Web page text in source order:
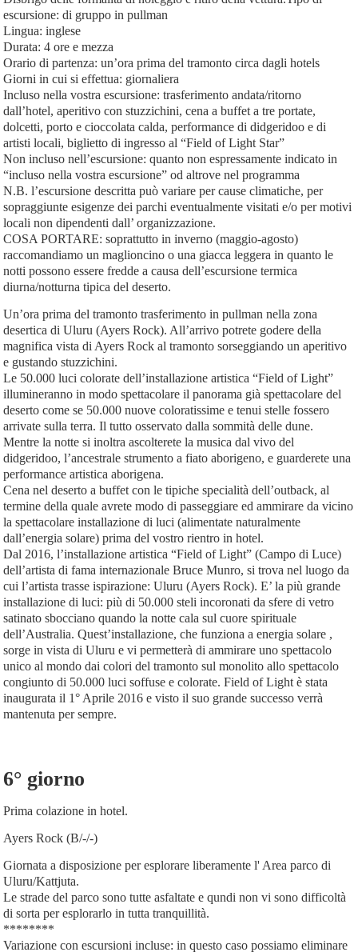
escursione: di gruppo in pullman
Lingua: inglese
Durata: 4 ore e mezza
Orario di partenza: un’ora prima del tramonto circa dagli hotels
Giorni in cui si effettua: giornaliera
Incluso nella vostra escursione: trasferimento andata/ritorno
dall’hotel, aperitivo con stuzzichini, cena a buffet a tre portate,
dolcetti, porto e cioccolata calda, performance di didgeridoo e di
artisti locali, biglietto di ingresso al “Field of Light Star”
Non incluso nell’escursione: quanto non espressamente indicato in
“incluso nella vostra escursione” od altrove nel programma
N.B. l’escursione descritta può variare per cause climatiche, per
sopraggiunte esigenze dei parchi eventualmente visitati e/o per motivi
locali non dipendenti dall’ organizzazione.
COSA PORTARE: soprattutto in inverno (maggio-agosto)
raccomandiamo un maglioncino o una giacca leggera in quanto le
notti possono essere fredde a causa dell’escursione termica
diurna/notturna tipica del deserto.
Un’ora prima del tramonto trasferimento in pullman nella zona
desertica di Uluru (Ayers Rock). All’arrivo potrete godere della
magnifica vista di Ayers Rock al tramonto sorseggiando un aperitivo
e gustando stuzzichini.
Le 50.000 luci colorate dell’installazione artistica “Field of Light”
illumineranno in modo spettacolare il panorama già spettacolare del
deserto come se 50.000 nuove coloratissime e tenui stelle fossero
arrivate sulla terra. Il tutto osservato dalla sommità delle dune.
Mentre la notte si inoltra ascolterete la musica dal vivo del
didgeridoo, l’ancestrale strumento a fiato aborigeno, e guarderete una
performance artistica aborigena.
Cena nel deserto a buffet con le tipiche specialità dell’outback, al
termine della quale avrete modo di passeggiare ed ammirare da vicino
la spettacolare installazione di luci (alimentate naturalmente
dall’energia solare) prima del vostro rientro in hotel.
Dal 2016, l’installazione artistica “Field of Light” (Campo di Luce)
dell’artista di fama internazionale Bruce Munro, si trova nel luogo da
cui l’artista trasse ispirazione: Uluru (Ayers Rock). E’ la più grande
installazione di luci: più di 50.000 steli incoronati da sfere di vetro
satinato sbocciano quando la notte cala sul cuore spirituale
dell’Australia. Quest’installazione, che funziona a energia solare ,
sorge in vista di Uluru e vi permetterà di ammirare uno spettacolo
unico al mondo dai colori del tramonto sul monolito allo spettacolo
congiunto di 50.000 luci soffuse e colorate. Field of Light è stata
inaugurata il 1° Aprile 2016 e visto il suo grande successo verrà
mantenuta per sempre.
6° giorno
Prima colazione in hotel.
Ayers Rock (B/-/-)
Giornata a disposizione per esplorare liberamente l' Area parco di
Uluru/Kattjuta.
Le strade del parco sono tutte asfaltate e qundi non vi sono difficoltà
di sorta per esplorarlo in tutta tranquillità.
********
Variazione con escursioni incluse: in questo caso possiamo eliminare